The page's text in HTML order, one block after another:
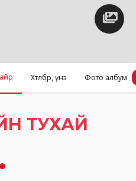
Хөтөлбөр, үнэ Фото албум
ТУХАЙ